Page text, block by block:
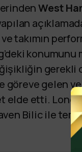
West
takımın
gerekli
göreve gelen
elde etti.
Bilic ile